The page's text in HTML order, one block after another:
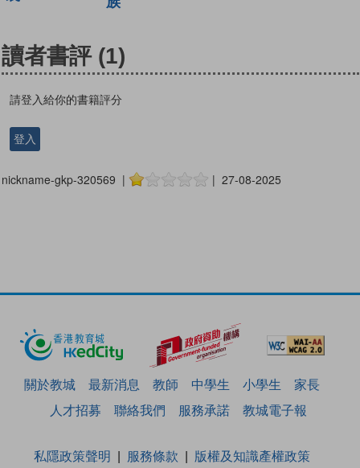
讀者書評 (1)
請登入給你的書籍評分
登入
nickname-gkp-320569 | | 27-08-2025
關於教城 最新消息 教師 中學生 小學生
家長
人才招募
聯絡我們 服務承諾 教城電子報
私隱政策聲明 服務條款
版權及知識產權政策